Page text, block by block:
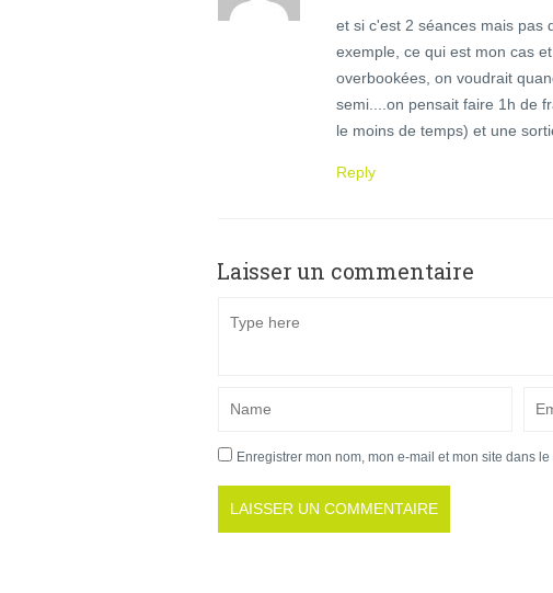
et si c'est 2 séances mais pas
exemple, ce qui est mon cas
overbookées, on voudrait
semi....on pensait faire 1h de
le moins de temps) et une
Reply
Laisser un commentaire
Enregistrer mon nom, mon e-mail et mon site dans